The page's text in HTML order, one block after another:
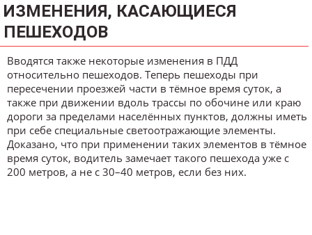
ИЗМЕНЕНИЯ, КАСАЮЩИЕСЯ
ПЕШЕХОДОВ
Вводятся также некоторые изменения в ПДД
относительно пешеходов. Теперь пешеходы при
пересечении проезжей части в тёмное время суток, а
также при движении вдоль трассы по обочине или краю
дороги за пределами населённых пунктов, должны иметь
при себе специальные светоотражающие элементы.
Доказано, что при применении таких элементов в тёмное
время суток, водитель замечает такого пешехода уже с
200 метров, а не с 30–40 метров, если без них.